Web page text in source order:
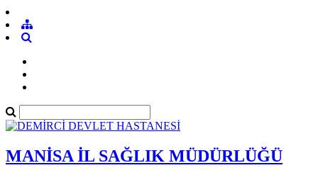
MANİSA İL SAĞLIK MÜDÜRLÜĞÜ